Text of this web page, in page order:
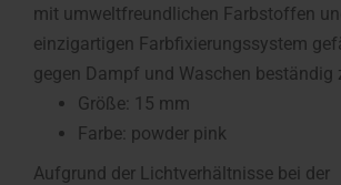
mit umweltfreundlichen Farbstoffen
einzigartigen Farbfixierungssystem
gegen Dampf und Waschen beständig
Größe: 15 mm
Farbe: powder pink
Aufgrund der Lichtverhältnisse bei der